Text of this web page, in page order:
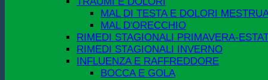
MAL DI TESTA E DOLORI
MAL D'ORECCHIO
RIMEDI STAGIONALI PRIMAVERA-
RIMEDI STAGIONALI INVERNO
INFLUENZA E RAFFREDDORE
BOCCA E GOLA